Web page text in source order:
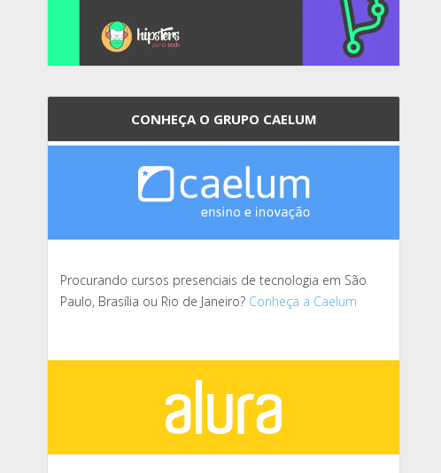
CONHEÇA O GRUPO CAELUM
Procurando cursos presenciais de tecnologia em São
Paulo, Brasília ou Rio de Janeiro? Conheça a Caelum